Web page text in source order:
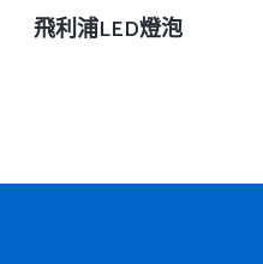
查看內容
飛利浦LED燈泡